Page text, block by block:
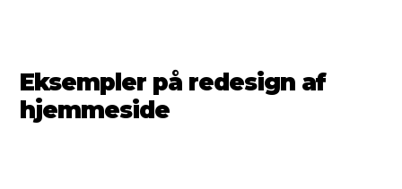
Eksempler på redesign af
hjemmeside